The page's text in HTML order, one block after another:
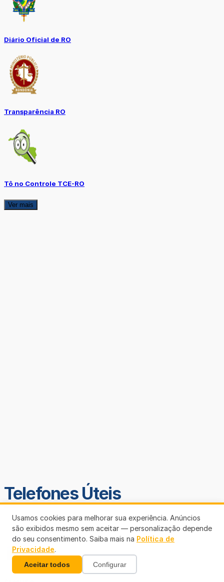
Diário Oficial de RO
Transparência RO
Tô no Controle TCE-RO
Ver mais
Telefones Úteis
Usamos cookies para melhorar sua experiência. Anúncios
são exibidos mesmo sem aceitar — personalização depende
do seu consentimento. Saiba mais na Política de
Privacidade.
Aceitar todos Configurar